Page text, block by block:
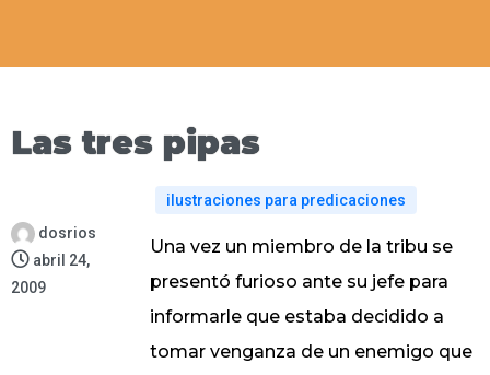
Las tres pipas
dosrios
abril 24,
2009
ilustraciones para predicaciones
Una vez un miembro de la tribu se
presentó furioso ante su jefe para
informarle que estaba decidido a
tomar venganza de un enemigo que